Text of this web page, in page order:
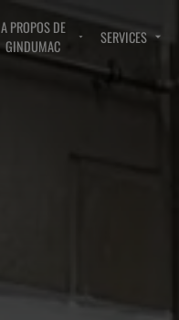
A PROPOS DE
GINDUMAC
SERVICES